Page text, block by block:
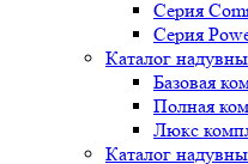
Серия
Серия
Каталог
Базовая
Полная
Люкс
Каталог